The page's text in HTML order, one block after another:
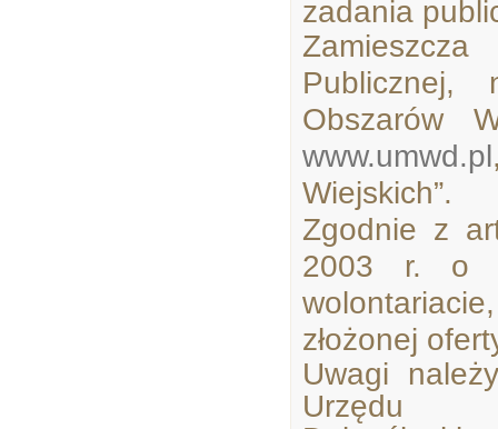
zadania
Publicznej,
Obszarów
www.umwd.pl
Wiejskich”.
Zgodnie z
2003 r. o
złożonej
Uwagi
Urzędu